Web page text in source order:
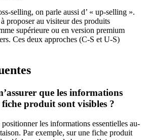
selling, on parle aussi d’ « up-selling ».
proposer au visiteur des produits
supérieure ou en version premium
Ces deux approches (C-S et U-S)
que les informations
produit sont visibles ?
les informations essentielles au-
Par exemple, sur une fiche produit